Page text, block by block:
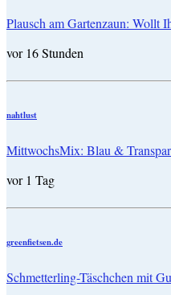
Plausch am Gartenzaun: Wollt
vor 16 Stunden
nahtlust
MittwochsMix: Blau &
vor 1 Tag
greenfietsen.de
Schmetterling-Täschchen mit